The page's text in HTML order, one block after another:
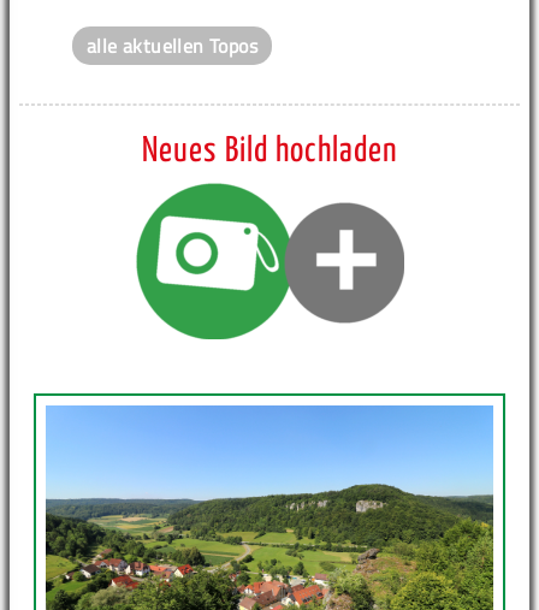
alle aktuellen Topos
Neues Bild hochladen